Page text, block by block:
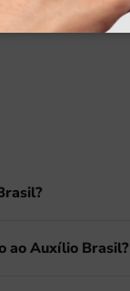
ao Auxílio Brasil?